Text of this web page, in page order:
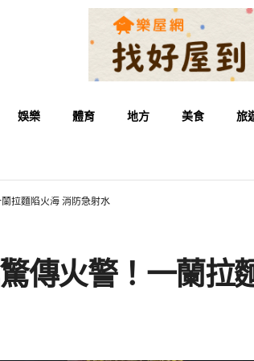
娛樂 體育 地方 美食 旅
拉麵陷火海 消防急射水
傳火警！一蘭拉